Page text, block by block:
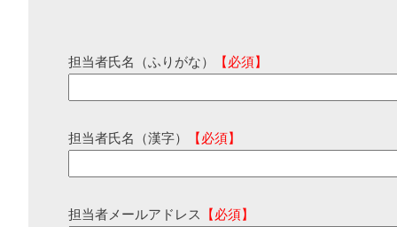
担当者氏名（ふりがな） 【必須】
担当者氏名（漢字） 【必須】
担当者メールアドレス 【必須】